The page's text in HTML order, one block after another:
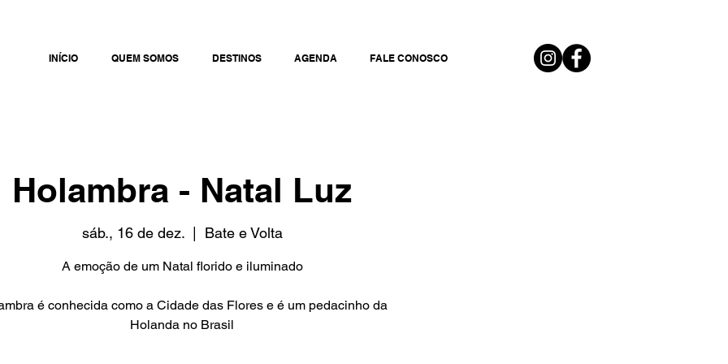
INÍCIO QUEM SOMOS DESTINOS AGENDA FALE CONOSCO
Holambra - Natal Luz
sáb., 16 de dez.
  |
Bate e Volta
A emoção de um Natal florido e iluminado
é conhecida como a Cidade das Flores e é um pedacinho da
Holanda no Brasil